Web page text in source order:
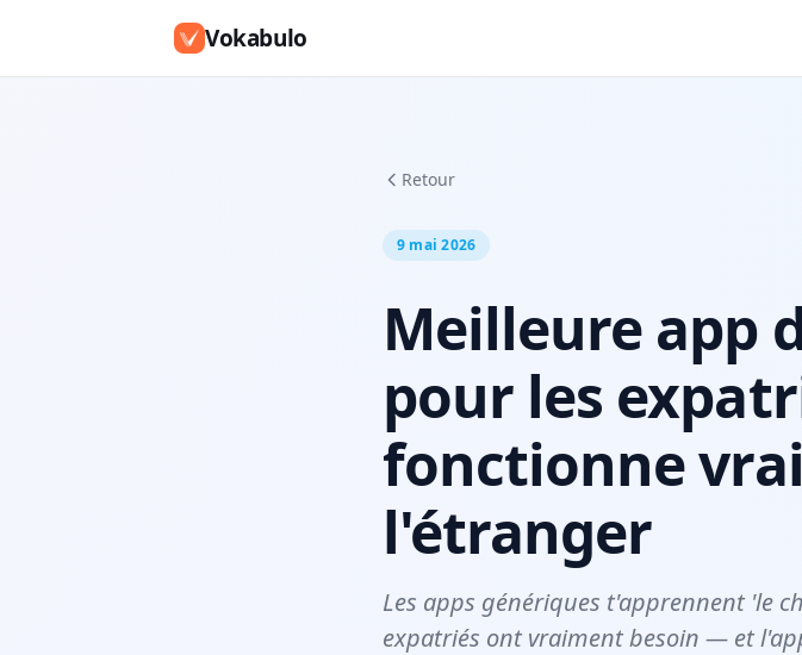
Vokabulo
Retour
9 mai 2026
Meilleure app
pour les
fonctionne
l'étranger
Les apps génériques t'apprennent 'le
expatriés ont vraiment besoin — et